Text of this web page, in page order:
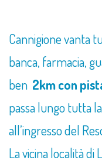
Cannigione vanta
banca, farmacia,
ben 2km con
passa lungo tutta
all’ingresso del
La vicina località di